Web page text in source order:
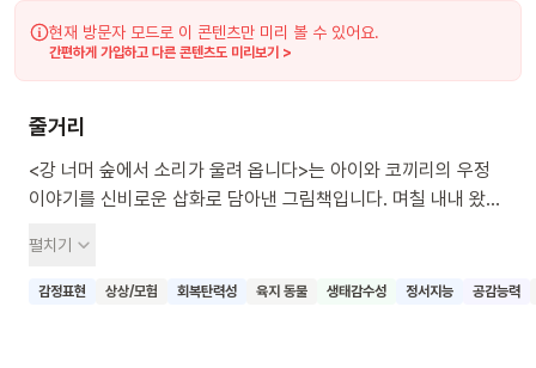
현재 방문자 모드로 이 콘텐츠만 미리 볼 수 있어요.
간편하게 가입하고 다른 콘텐츠도 미리보기 >
줄거리
<강 너머 숲에서 소리가 울려 옵니다>는 아이와 코끼리의 우정
이야기를 신비로운 삽화로 담아낸 그림책입니다. 며칠 내내 왔던
아이와 어린 코끼리는 서로 말도 통하지 않고 생김새도 달랐지만
커다란 나무의 작은 열매도 따먹고 물웅덩이에서 놀며 우정을
펼치기
감정표현 상상/모험 회복탄력성 육지 동물 생태감수성 정서지능 공감능력